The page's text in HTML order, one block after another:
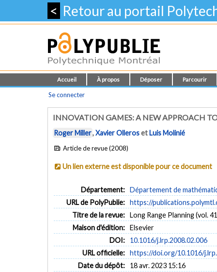
< Retour au portail
Accueil À propos Déposer Parcourir
Se connecter
INNOVATION GAMES: A NEW APPROACH
Roger Miller,Xavier OllerosetLuis Molinié
Article de revue (2008)
Un lien externe est disponible pour ce document
Département: Département de
URL de PolyPublie: https://
Titre de la revue: Long Range Planning (vol.
Maison d'édition: Elsevier
DOI:
10.1016/j.lrp.2008.02.006
URL officielle: https://doi.org/10.1016/
Date du dépôt:
18 avr. 2023 15:16